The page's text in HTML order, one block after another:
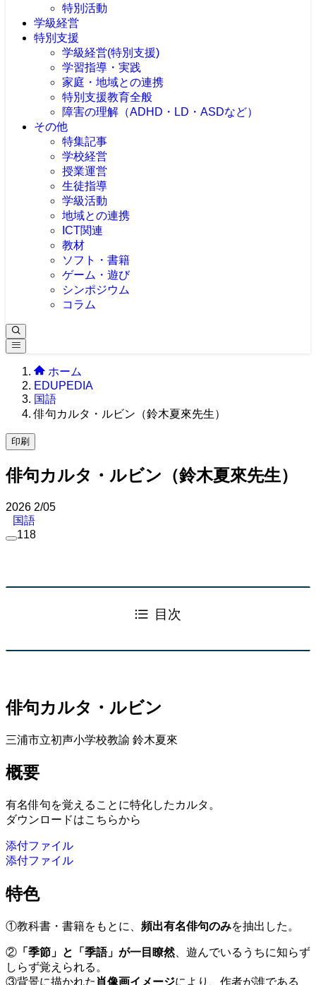
特別活動
学級経営
特別支援
学級経営(特別支援)
学習指導・実践
家庭・地域との連携
特別支援教育全般
障害の理解（ADHD・LD・ASDなど）
その他
特集記事
学校経営
授業運営
生徒指導
学級活動
地域との連携
ICT関連
教材
ソフト・書籍
ゲーム・遊び
シンポジウム
コラム
ホーム
EDUPEDIA
国語
俳句カルタ・ルビン（鈴木夏來先生）
印刷
俳句カルタ・ルビン（鈴木夏來先生）
2026 2/05
国語
118
目次
俳句カルタ・ルビン
三浦市立初声小学校教諭 鈴木夏來
概要
有名俳句を覚えることに特化したカルタ。
ダウンロードはこちらから
添付ファイル
添付ファイル
特色
①教科書・書籍をもとに、 頻出有名俳句のみを抽出した。
② 「季節」と「季語」が一目瞭然、遊んでいるうちに知らず
しらず覚えられる。
③背景に描かれた肖像画イメージにより、作者が誰である